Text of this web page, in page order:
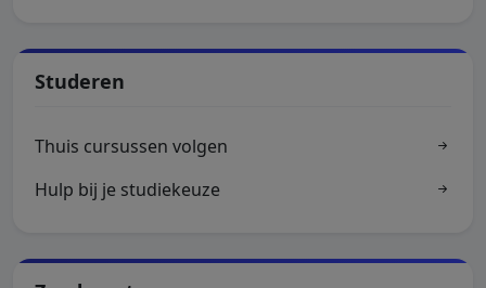
Studeren
Thuis cursussen volgen
Hulp bij je studiekeuze